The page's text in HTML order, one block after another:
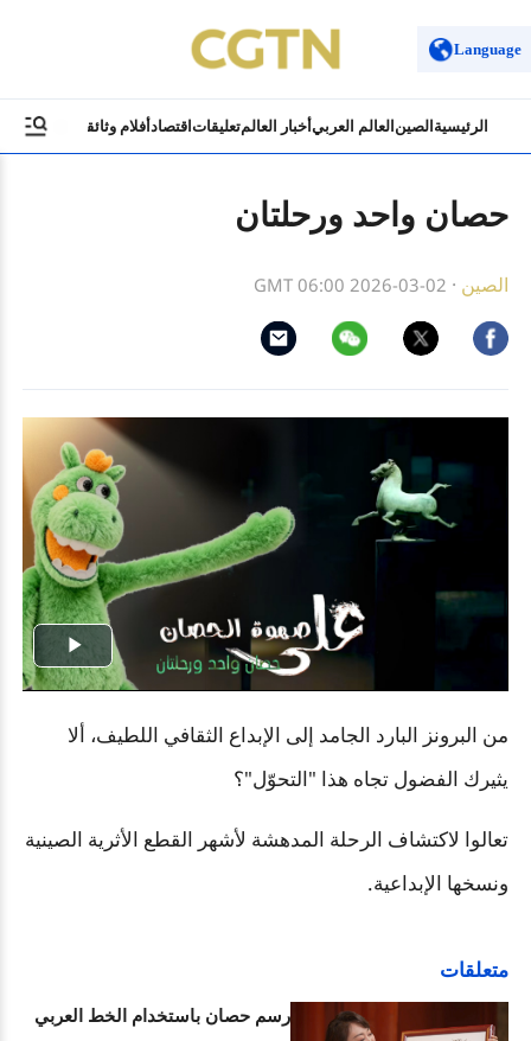
Language
الرئيسية الصين العالم العربيأخبار العالمتعليقات اقتصادأفلام وثائقية ثقافة
حصان واحد ورحلتان
الصين ·
GMT 06:00 2026-03-02
Play
من البرونز البارد الجامد إلى الإبداع الثقافي اللطيف، ألا
يثيرك الفضول تجاه هذا "التحوّل"؟
تعالوا لاكتشاف الرحلة المدهشة لأشهر القطع الأثرية الصينية
ونسخها الإبداعية.
متعلقات
رسم حصان باستخدام الخط العربي